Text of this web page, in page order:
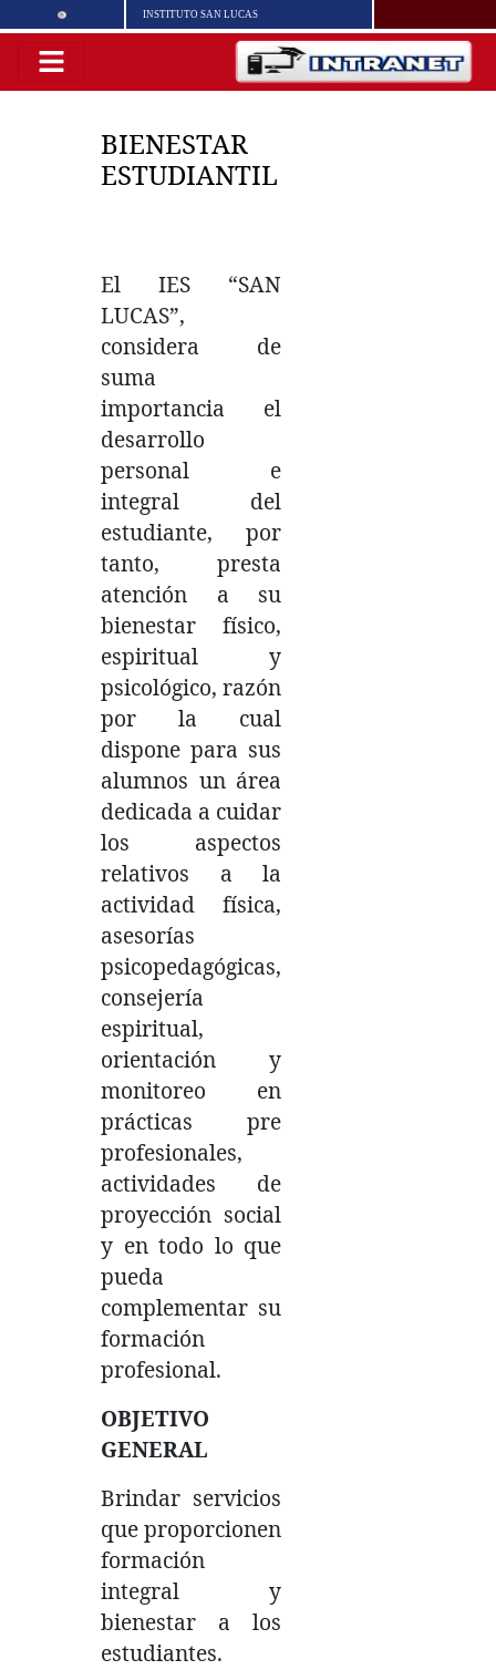
INSTITUTO SAN LUCAS
BIENESTAR
ESTUDIANTIL
El IES “SAN
LUCAS”,
considera de
suma
importancia el
desarrollo
personal e
integral del
estudiante, por
tanto, presta
atención a su
bienestar físico,
espiritual y
psicológico, razón
por la cual
dispone para sus
alumnos un área
dedicada a cuidar
los aspectos
relativos a la
actividad física,
asesorías
psicopedagógicas,
consejería
espiritual,
orientación y
monitoreo en
prácticas pre
profesionales,
actividades de
proyección social
y en todo lo que
pueda
complementar su
formación
profesional.
OBJETIVO
GENERAL
Brindar servicios
que proporcionen
formación
integral y
bienestar a los
estudiantes.